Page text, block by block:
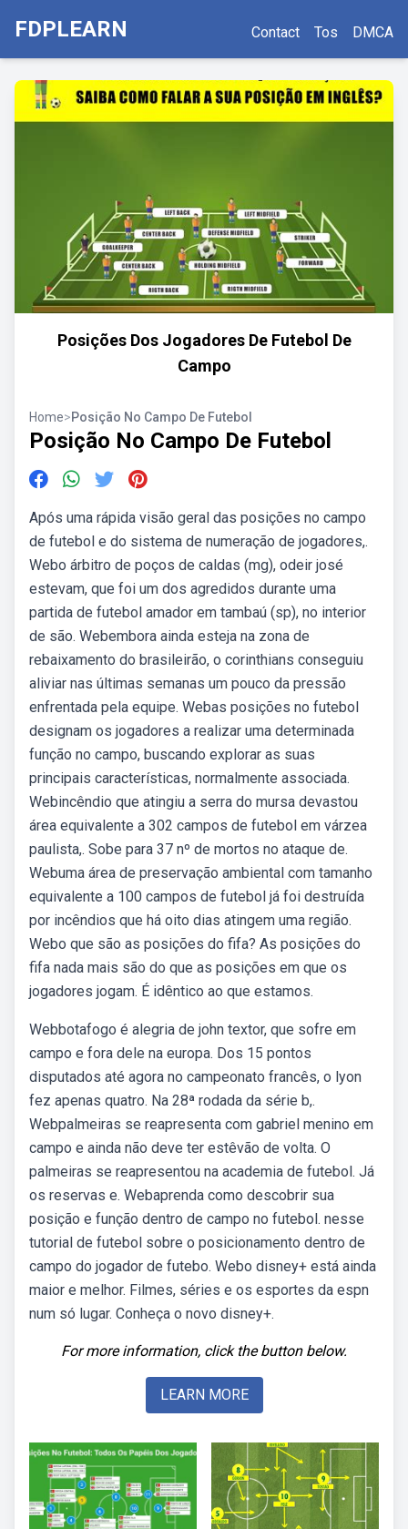
FDPLEARN Contact Tos DMCA
Posições Dos Jogadores De Futebol De
Campo
Home>Posição No Campo De Futebol
Posição No Campo De Futebol
Após uma rápida visão geral das posições no campo
de futebol e do sistema de numeração de jogadores,.
Webo árbitro de poços de caldas (mg), odeir josé
estevam, que foi um dos agredidos durante uma
partida de futebol amador em tambaú (sp), no interior
de são. Webembora ainda esteja na zona de
rebaixamento do brasileirão, o corinthians conseguiu
aliviar nas últimas semanas um pouco da pressão
enfrentada pela equipe. Webas posições no futebol
designam os jogadores a realizar uma determinada
função no campo, buscando explorar as suas
principais características, normalmente associada.
Webincêndio que atingiu a serra do mursa devastou
área equivalente a 302 campos de futebol em várzea
paulista,. Sobe para 37 nº de mortos no ataque de.
Webuma área de preservação ambiental com tamanho
equivalente a 100 campos de futebol já foi destruída
por incêndios que há oito dias atingem uma região.
Webo que são as posições do fifa? As posições do
fifa nada mais são do que as posições em que os
jogadores jogam. É idêntico ao que estamos.
Webbotafogo é alegria de john textor, que sofre em
campo e fora dele na europa. Dos 15 pontos
disputados até agora no campeonato francês, o lyon
fez apenas quatro. Na 28ª rodada da série b,.
Webpalmeiras se reapresenta com gabriel menino em
campo e ainda não deve ter estêvão de volta. O
palmeiras se reapresentou na academia de futebol. Já
os reservas e. Webaprenda como descobrir sua
posição e função dentro de campo no futebol. nesse
tutorial de futebol sobre o posicionamento dentro de
campo do jogador de futebo. Webo disney+ está ainda
maior e melhor. Filmes, séries e os esportes da espn
num só lugar. Conheça o novo disney+.
For more information, click the button below.
LEARN MORE